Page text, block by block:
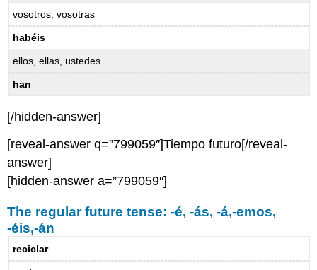
vosotros, vosotras
habéis
ellos, ellas, ustedes
han
[/hidden-answer]
[reveal-answer q=”799059″]Tiempo futuro[/reveal-
answer]
[hidden-answer a=”799059″]
The regular future tense: -é, -ás, -á,-emos,
-éis,-án
reciclar